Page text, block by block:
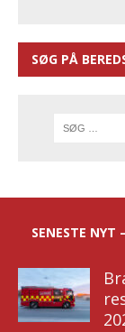
SØG PÅ
SENESTE NYT